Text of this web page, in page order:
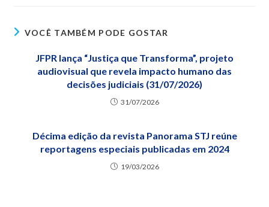
VOCÊ TAMBÉM PODE GOSTAR
JFPR lança “Justiça que Transforma”, projeto
audiovisual que revela impacto humano das
decisões judiciais (31/07/2026)
31/07/2026
Décima edição da revista Panorama STJ reúne
reportagens especiais publicadas em 2024
19/03/2026